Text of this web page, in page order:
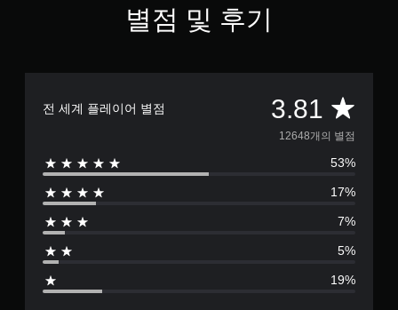
별점 및 후기
전 세계 플레이어 별점 3.81 총
1
2
6
8
12648개의 별점
53%
17%
7%
5%
19%